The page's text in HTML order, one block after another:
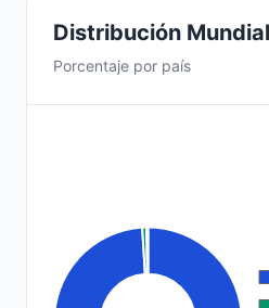
Distribución Mundial
Porcentaje por país